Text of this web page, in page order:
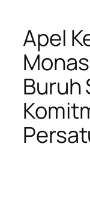
Apel
Buruh